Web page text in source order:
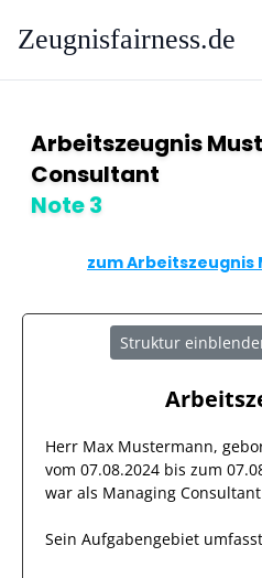
Zeugnisfairness.de
Arbeitszeugnis
Consultant
Note 3
zum
Struktur
Herr Max Mustermann,
vom 07.08.2024 bis zum
war als Managing Consultant
Sein Aufgabengebiet